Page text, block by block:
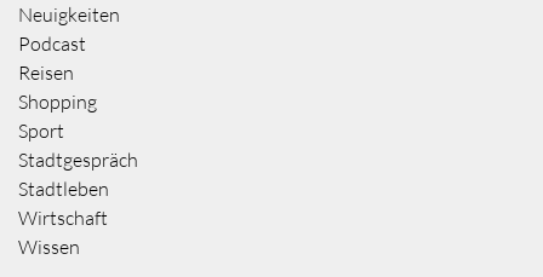
Neuigkeiten
Podcast
Reisen
Shopping
Sport
Stadtgespräch
Stadtleben
Wirtschaft
Wissen